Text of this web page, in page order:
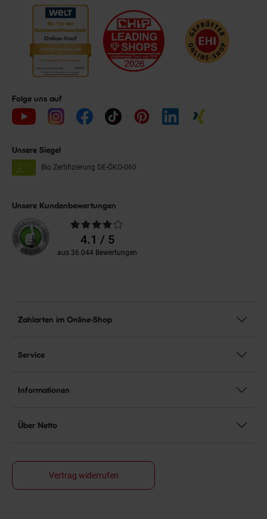
Folge uns auf
Unsere Siegel
Bio Zertifizierung DE-ÖKO-060
Unsere Kundenbewertungen
Durchschnittliche
Bewertungen4.1 / 5
aus 36.044 Bewertungen
Zahlarten im Online-Shop
Service
Informationen
Über Netto
Vertrag widerrufen